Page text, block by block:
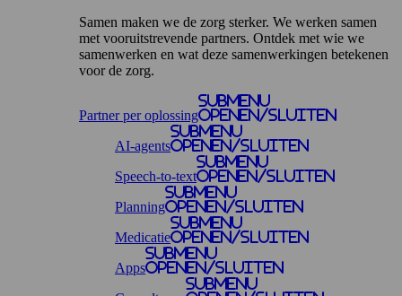
Samen maken we de zorg sterker. We werken samen
met vooruitstrevende partners. Ontdek met wie we
samenwerken en wat deze samenwerkingen betekenen
voor de zorg.
Partner per oplossing
Submenu
openen/sluiten
AI-agents
Submenu
openen/sluiten
Speech-to-text
Submenu
openen/sluiten
Planning
Submenu
openen/sluiten
Medicatie
Submenu
openen/sluiten
Apps
Submenu
openen/sluiten
Submenu